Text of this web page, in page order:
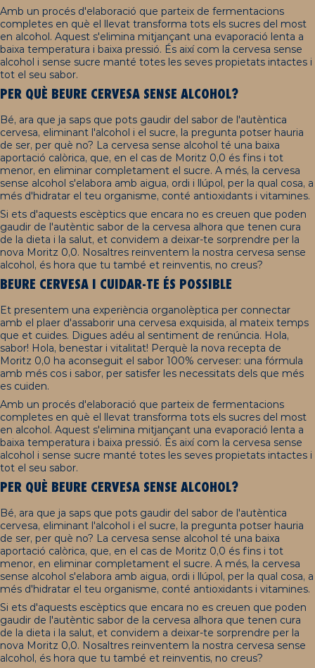
Amb un procés d'elaboració que parteix de fermentacions
completes en què el llevat transforma tots els sucres del most
en alcohol. Aquest s'elimina mitjançant una evaporació lenta a
baixa temperatura i baixa pressió. És així com la cervesa sense
alcohol i sense sucre manté totes les seves propietats intactes i
tot el seu sabor.
PER QUÈ BEURE CERVESA SENSE ALCOHOL?
Bé, ara que ja saps que pots gaudir del sabor de l'autèntica
cervesa, eliminant l'alcohol i el sucre, la pregunta potser hauria
de ser, per què no? La cervesa sense alcohol té una baixa
aportació calòrica, que, en el cas de Moritz 0,0 és fins i tot
menor, en eliminar completament el sucre. A més, la cervesa
sense alcohol s'elabora amb aigua, ordi i llúpol, per la qual cosa, a
més d'hidratar el teu organisme, conté antioxidants i vitamines.
Si ets d'aquests escèptics que encara no es creuen que poden
gaudir de l'autèntic sabor de la cervesa alhora que tenen cura
de la dieta i la salut, et convidem a deixar-te sorprendre per la
nova Moritz 0,0. Nosaltres reinventem la nostra cervesa sense
alcohol, és hora que tu també et reinventis, no creus?
BEURE CERVESA I CUIDAR-TE ÉS POSSIBLE
Et presentem una experiència organolèptica per connectar
amb el plaer d'assaborir una cervesa exquisida, al mateix temps
que et cuides. Digues adéu al sentiment de renúncia. Hola,
sabor! Hola, benestar i vitalitat! Perquè la nova recepta de
Moritz 0,0 ha aconseguit el sabor 100% cerveser: una fórmula
amb més cos i sabor, per satisfer les necessitats dels que més
es cuiden.
Amb un procés d'elaboració que parteix de fermentacions
completes en què el llevat transforma tots els sucres del most
en alcohol. Aquest s'elimina mitjançant una evaporació lenta a
baixa temperatura i baixa pressió. És així com la cervesa sense
alcohol i sense sucre manté totes les seves propietats intactes i
tot el seu sabor.
PER QUÈ BEURE CERVESA SENSE ALCOHOL?
Bé, ara que ja saps que pots gaudir del sabor de l'autèntica
cervesa, eliminant l'alcohol i el sucre, la pregunta potser hauria
de ser, per què no? La cervesa sense alcohol té una baixa
aportació calòrica, que, en el cas de Moritz 0,0 és fins i tot
menor, en eliminar completament el sucre. A més, la cervesa
sense alcohol s'elabora amb aigua, ordi i llúpol, per la qual cosa, a
més d'hidratar el teu organisme, conté antioxidants i vitamines.
Si ets d'aquests escèptics que encara no es creuen que poden
gaudir de l'autèntic sabor de la cervesa alhora que tenen cura
de la dieta i la salut, et convidem a deixar-te sorprendre per la
nova Moritz 0,0. Nosaltres reinventem la nostra cervesa sense
alcohol, és hora que tu també et reinventis, no creus?